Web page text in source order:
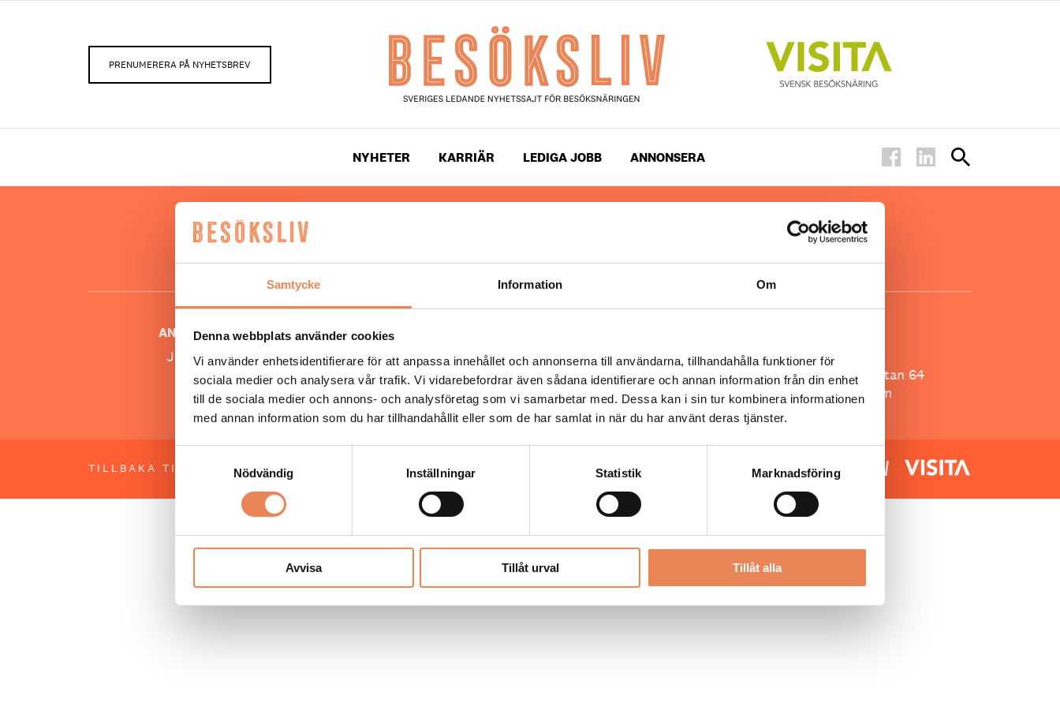
Samtycke Information Om
Denna webbplats använder cookies
Vi använder enhetsidentifierare för att anpassa innehållet och annonserna till användarna, tillhandahålla funktioner för
sociala medier och analysera vår trafik. Vi vidarebefordrar även sådana identifierare och annan information från din enhet
till de sociala medier och annons- och analysföretag som vi samarbetar med. Dessa kan i sin tur kombinera informationen
med annan information som du har tillhandahållit eller som de har samlat in när du har använt deras tjänster.
Nödvändig
Inställningar Statistik Marknadsföring
Avvisa Tillåt urval Tillåt alla
PRENUMERERA PÅ NYHETSBREV
NYHETER KARRIÄR LEDIGA JOBB ANNONSERA
Hos oss läser du landets mest uppdaterade nyheter och snackisar inom
besöksnäringen. Besöksliv i sin tryckta form är ett affärsmagasin för ägare
ANSVARIG UTGIVARE
Jonas Siljhammar
Allt material på besoksliv.se är skyddat
enligt lagen om upphovsrätt.
Besöksliv
Spoon, Brännkyrkagatan 64
118 23 Stockholm
TILLBAKA TILL TOPPEN OM BESÖKSLIV PRENUMERERA ANNONSERA